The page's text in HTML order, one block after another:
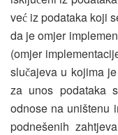
već iz podataka koji
da je omjer
(omjer
slučajeva u kojima
za unos podataka
odnose na uništenu
podnešenih